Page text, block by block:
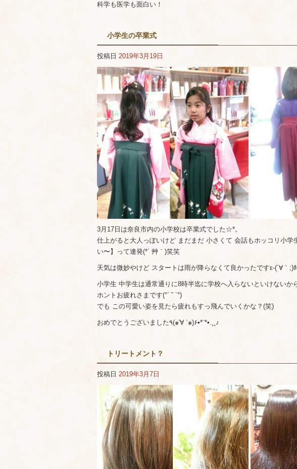
科学も医学も面白い！
小学生の卒業式
投稿日 2019年3月19日
3月17日は奈良市内の小学校は卒業式でした☆*。
仕上がると大人っぽいけど まだまだ 小さくて 会話もホッコリ小
い〜】って連発(*´ 艸｀)笑笑
天気は微妙やけど スタートは雨が降らなくて良かったですε-(´∀｀;)
小学生 中学生は通常通りに8時半迄に学校へ入らないといけない
ホントお疲れさまです(°´ ˘ `°)
でも この可愛い姿を見たら疲れもすっ飛んでいくかな？(笑)
おめでとうございました٩(๑′∀ ‵๑)۶•*¨*•.¸¸♪
トリートメント？
投稿日 2019年3月7日